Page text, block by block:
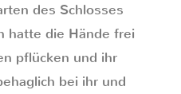
des Schlosses
hatte die Hände frei
pflücken und ihr
bei ihr und